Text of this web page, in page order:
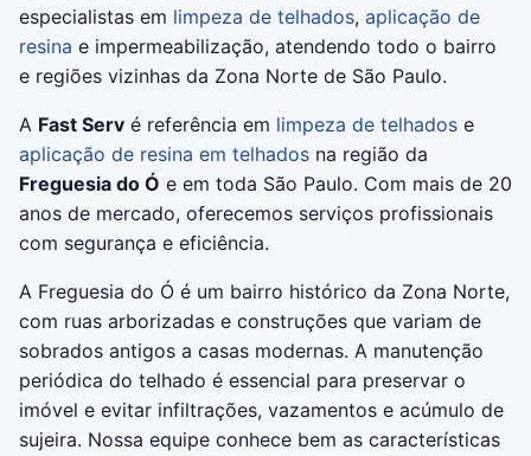
especialistas em limpeza de telhados, aplicação de
resina e impermeabilização, atendendo todo o bairro
e regiões vizinhas da Zona Norte de São Paulo.
A Fast Serv é referência em limpeza de telhados e
aplicação de resina em telhados na região da
Freguesia do Ó e em toda São Paulo. Com mais de 20
anos de mercado, oferecemos serviços profissionais
com segurança e eficiência.
A Freguesia do Ó é um bairro histórico da Zona Norte,
com ruas arborizadas e construções que variam de
sobrados antigos a casas modernas. A manutenção
periódica do telhado é essencial para preservar o
imóvel e evitar infiltrações, vazamentos e acúmulo de
sujeira. Nossa equipe conhece bem as características